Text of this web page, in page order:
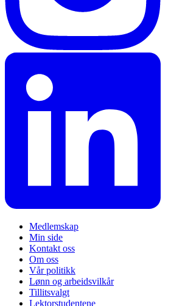
Medlemskap
Min side
Kontakt oss
Om oss
Vår politikk
Lønn og arbeidsvilkår
Tillitsvalgt
Lektorstudentene